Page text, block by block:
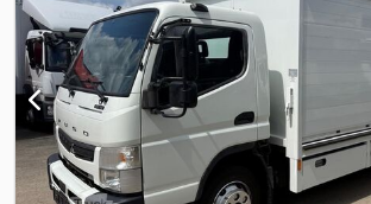
riscaldati, autoradio, sedili riscaldati,
riscaldato, 3 posti, cambio automatico,
parasole, ruota elettrica * Allestimento
pneumatici: 205/75R17,5 ----il nostro indirizzo e-
servizio per voi: - Procurare targhe provvisorie
Trasporto/consegna in tutta l'UE -
paesi terzi Chjdpfx Aozqiu Nol Aja Whatsapp
russo e altre lingue: